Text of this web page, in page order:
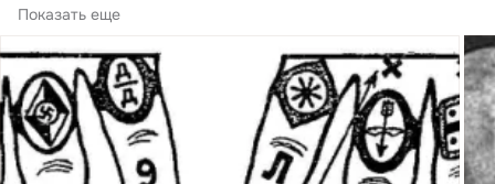
визуально напоминают перстни.
Показать еще